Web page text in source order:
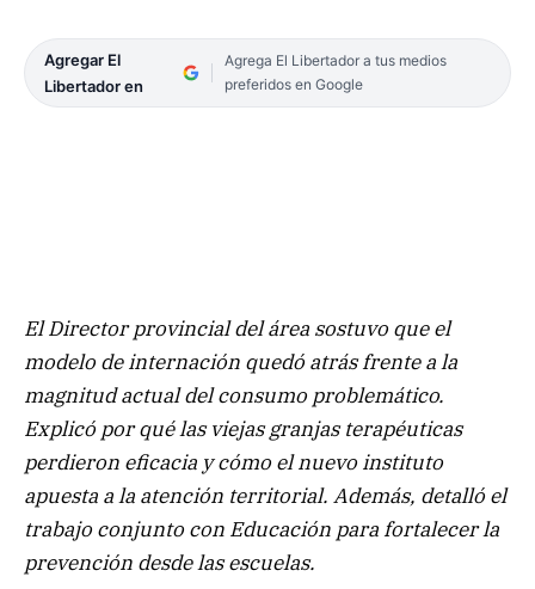
Agregar El
Libertador en
Agrega El Libertador a tus medios
preferidos en Google
El Director provincial del área sostuvo que el
modelo de internación quedó atrás frente a la
magnitud actual del consumo problemático.
Explicó por qué las viejas granjas terapéuticas
perdieron eficacia y cómo el nuevo instituto
apuesta a la atención territorial. Además, detalló el
trabajo conjunto con Educación para fortalecer la
prevención desde las escuelas.